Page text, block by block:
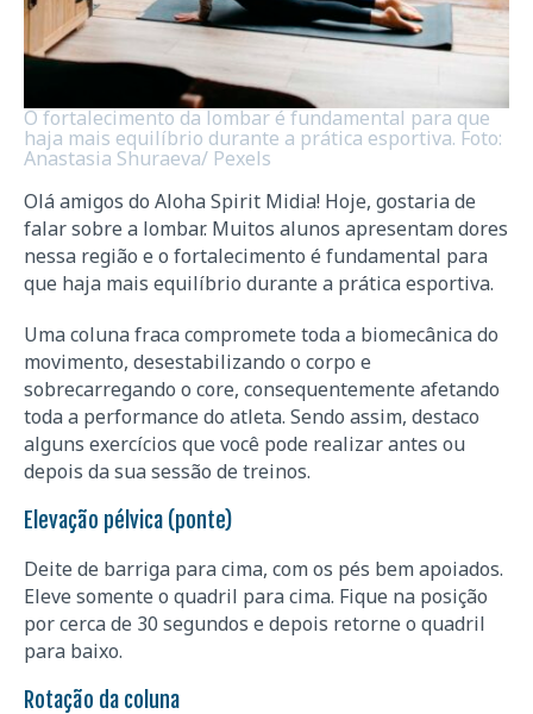
O fortalecimento da lombar é fundamental para que
haja mais equilíbrio durante a prática esportiva. Foto:
Anastasia Shuraeva/ Pexels
Olá amigos do Aloha Spirit Midia! Hoje, gostaria de
falar sobre a lombar. Muitos alunos apresentam dores
nessa região e o fortalecimento é fundamental para
que haja mais equilíbrio durante a prática esportiva.
Uma coluna fraca compromete toda a biomecânica do
movimento, desestabilizando o corpo e
sobrecarregando o core, consequentemente afetando
toda a performance do atleta. Sendo assim, destaco
alguns exercícios que você pode realizar antes ou
depois da sua sessão de treinos.
Elevação pélvica (ponte)
Deite de barriga para cima, com os pés bem apoiados.
Eleve somente o quadril para cima. Fique na posição
por cerca de 30 segundos e depois retorne o quadril
para baixo.
Rotação da coluna